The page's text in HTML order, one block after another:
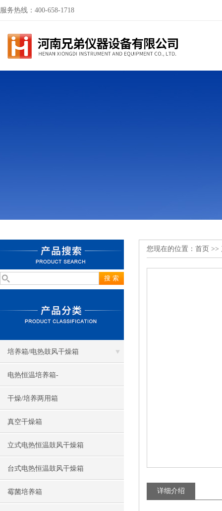
服务热线：400-658-1718
培养箱/电热鼓风干燥箱
电热恒温培养箱-
干燥/培养两用箱
真空干燥箱
立式电热恒温鼓风干燥箱
台式电热恒温鼓风干燥箱
霉菌培养箱
您现在的位置： 首页 >>
详细介绍